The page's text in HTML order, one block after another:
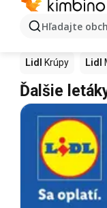
Hľadajte
Ďalšie
Lidl
Lidl Krúpy Lidl
Ďalšie